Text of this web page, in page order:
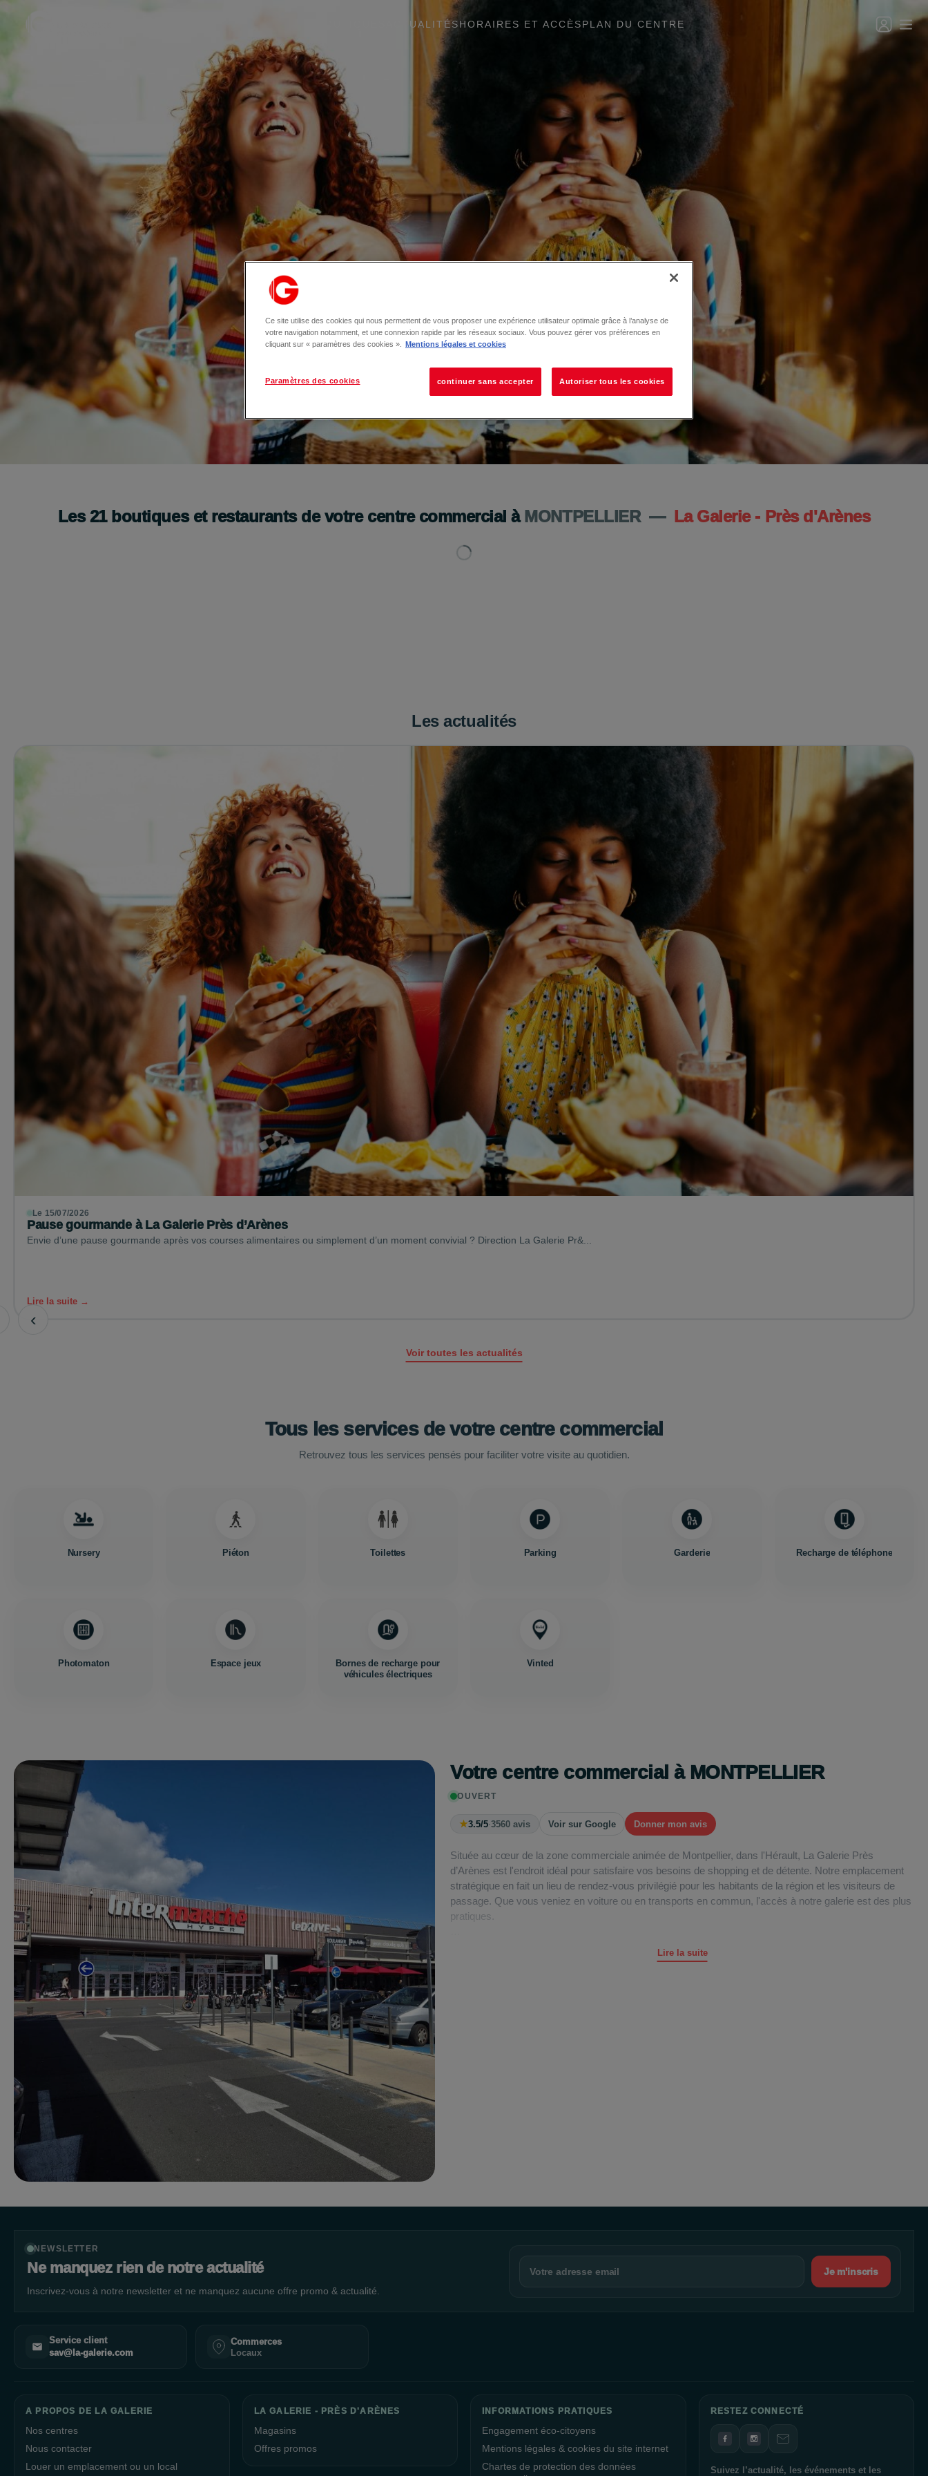
ACTUALITÉSHORAIRES ET ACCÈSPLAN DU CENTRE
Les 21boutiques et restaurants de votre centre commercial à MONTPELLIER — La Galerie - Près d'Arènes
Les actualités
Le 15/07/2026
Pause gourmande à La Galerie Près d’Arènes
Envie d’une pause gourmande après vos courses alimentaires ou simplement d’un moment convivial ? Direction La Galerie Pr&...
Lire la suite →
‹
Voir toutes les actualités
Tous les services de votre centre commercial
Retrouvez tous les services pensés pour faciliter votre visite au quotidien.
Nursery Piéton Toilettes Parking Garderie Recharge de téléphone
Photomaton Espace jeux
Bornes de recharge pour
véhicules électriques
Vinted
Votre centre commercial à MONTPELLIER
OUVERT
★3.5/5·3560 avis Voir sur Google Donner mon avis
Située au cœur de la zone commerciale animée de Montpellier, dans l'Hérault, La Galerie Près
d’Arènes est l'endroit idéal pour satisfaire vos besoins de shopping et de détente. Notre emplacement
stratégique en fait un lieu de rendez-vous privilégié pour les habitants de la région et les visiteurs de
passage. Que vous veniez en voiture ou en transports en commun, l'accès à notre galerie est des plus
pratiques.
Pour les automobilistes, nous mettons à votre disposition un vaste parking gratuit comprenant 834
places, garantissant ainsi une expérience shopping sans tracas. Si vous préférez les transports en
Nous sommes fiers de vous informer que La Galerie Près d’Arènes est géré de manière durable et
responsable, ce qui nous a valu d'obtenir la certification "Breeam in use" au niveau Good. En un an,
Lire la suite
NEWSLETTER
Ne manquez rien de notre actualité
Inscrivez-vous à notre newsletter et ne manquez aucune offre promo & actualité.
Je m'inscris
Service client
sav@la-galerie.com
Commerces
Locaux
A PROPOS DE LA GALERIE
Nos centres
Nous contacter
Louer un emplacement ou un local
LA GALERIE - PRÈS D'ARÈNES
Magasins
Offres promos
INFORMATIONS PRATIQUES
Engagement éco-citoyens
Mentions légales & cookies du site internet
Chartes de protection des données
RESTEZ CONNECTÉ
Suivez l’actualité, les événements et les
Ce site utilise des cookies qui nous permettent de vous proposer une expérience utilisateur optimale grâce à l’analyse de
votre navigation notamment, et une connexion rapide par les réseaux sociaux. Vous pouvez gérer vos préférences en
cliquant sur « paramètres des cookies ».
Mentions légales et cookies
Paramètres des cookies continuer sans accepter Autoriser tous les cookies